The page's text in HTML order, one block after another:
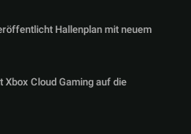
Hallenplan mit neuem
Cloud Gaming auf die